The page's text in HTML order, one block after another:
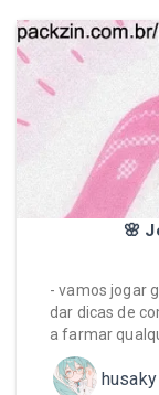
🌸
- vamos jogar
dar dicas de
a farmar
husaky